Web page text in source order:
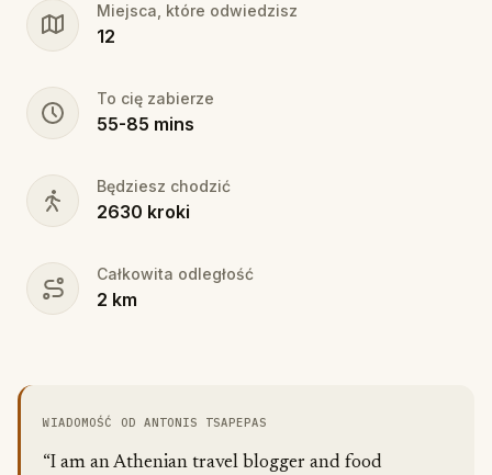
Miejsca, które odwiedzisz
12
To cię zabierze
55-85 mins
Będziesz chodzić
2630 kroki
Całkowita odległość
2 km
WIADOMOŚĆ OD ANTONIS TSAPEPAS
“I am an Athenian travel blogger and food